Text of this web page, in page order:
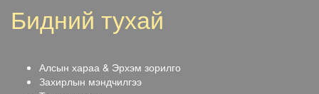
Бидний тухай
Алсын хараа & Эрхэм зорилго
Захирлын мэндчилгээ